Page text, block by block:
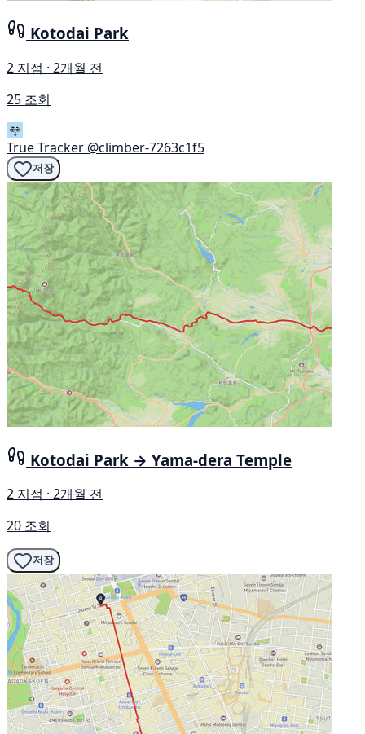
Kotodai Park
2 지점 · 2개월 전
25 조회
True Tracker @climber-7263c1f5
저장
Kotodai Park → Yama-dera Temple
2 지점 · 2개월 전
20 조회
저장